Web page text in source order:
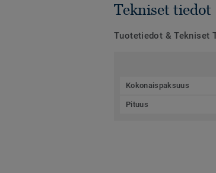
Tekniset tiedot
Tuotetiedot & Tekniset
Kokonaispaksuus
Pituus